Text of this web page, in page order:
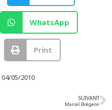
WhatsApp
Print
04/05/2010
SUIVANT
Marcel Brégeon